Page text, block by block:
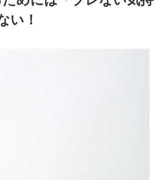
い！